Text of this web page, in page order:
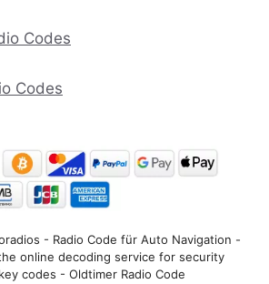
Codes
Codes
- Radio Code für Auto Navigation -
online decoding service for security
codes - Oldtimer Radio Code